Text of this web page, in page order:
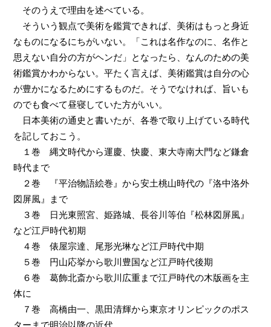
そのうえで理由を述べている。
そういう観点で美術を鑑賞できれば、美術はもっと身近
なものになるにちがいない。「これは名作なのに、名作と
思えない自分の方がヘンだ」となったら、なんのための美
術鑑賞かわからない。平たく言えば、美術鑑賞は自分の心
が豊かになるためにするものだ。そうでなければ、旨いも
のでも食べて昼寝していた方がいい。
日本美術の通史と書いたが、各巻で取り上げている時代
を記しておこう。
１巻 縄文時代から運慶、快慶、東大寺南大門など鎌倉
時代まで
２巻 『平治物語絵巻』から安土桃山時代の『洛中洛外
図屏風』まで
３巻 日光東照宮、姫路城、長谷川等伯『松林図屏風』
など江戸時代初期
４巻 俵屋宗達、尾形光琳など江戸時代中期
５巻 円山応挙から歌川豊国など江戸時代後期
６巻 葛飾北斎から歌川広重まで江戸時代の木版画を主
体に
７巻 高橋由一、黒田清輝から東京オリンピックのポス
ターまで明治以降の近代